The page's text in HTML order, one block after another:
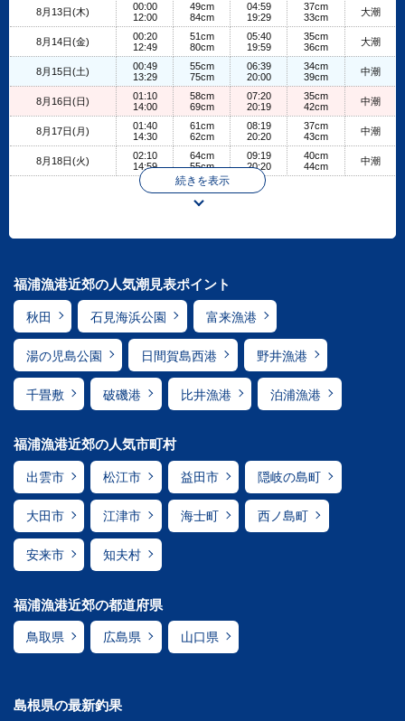
8月13日(木)
00:00
12:00
49cm
84cm
04:59
19:29
37cm
33cm
大潮
8月14日(金)
00:20
12:49
51cm
80cm
05:40
19:59
35cm
36cm
大潮
8月15日(土)
00:49
13:29
55cm
75cm
06:39
20:00
34cm
39cm
中潮
8月16日(日)
01:10
14:00
58cm
69cm
07:20
20:19
35cm
42cm
中潮
8月17日(月)
01:40
14:30
61cm
62cm
08:19
20:20
37cm
43cm
中潮
8月18日(火)
02:10
14:59
64cm
55cm
09:19
20:20
40cm
44cm
中潮
続きを表示
福浦漁港近郊の人気潮見表ポイント
秋田 石見海浜公園 富来漁港
湯の児島公園 日間賀島西港 野井漁港
千畳敷 破磯港 比井漁港 泊浦漁港
福浦漁港近郊の人気市町村
出雲市 松江市 益田市 隠岐の島町
大田市 江津市 海士町 西ノ島町
安来市 知夫村
福浦漁港近郊の都道府県
鳥取県 広島県 山口県
島根県の最新釣果